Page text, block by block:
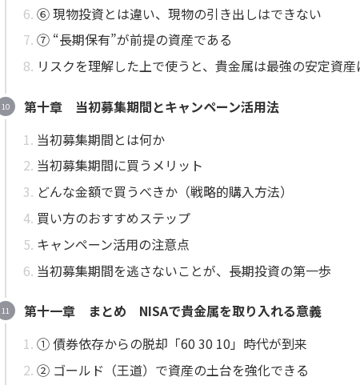
⑥ 現物投資とは違い、現物の引き出しはできない
⑦ “長期保有”が前提の資産である
リスクを理解した上で使うと、貴金属は最強の安定資産
第十章 当初募集期間とキャンペーン活用法
当初募集期間とは何か
当初募集期間に買うメリット
どんな金額で買うべきか（戦略的購入方法）
買い方のおすすめステップ
キャンペーン活用の注意点
当初募集期間を逃さないことが、長期投資の第一歩
第十一章 まとめ NISAで貴金属を取り入れる意義
① 債券依存からの脱却「60 30 10」時代が到来
② ゴールド（王道）で資産の土台を強化できる